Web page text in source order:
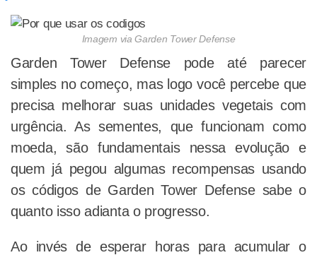
Imagem via Garden Tower Defense
Garden Tower Defense pode até parecer
simples no começo, mas logo você percebe que
precisa melhorar suas unidades vegetais com
urgência. As sementes, que funcionam como
moeda, são fundamentais nessa evolução e
quem já pegou algumas recompensas usando
os códigos de Garden Tower Defense sabe o
quanto isso adianta o progresso.
Ao invés de esperar horas para acumular o